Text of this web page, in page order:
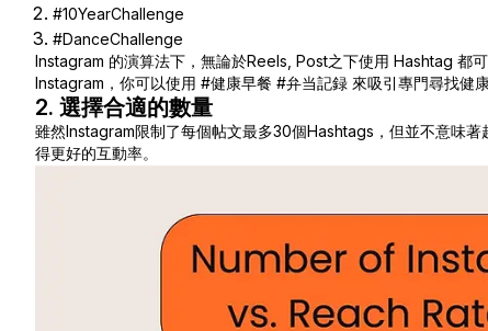
#10YearChallenge
#DanceChallenge
Instagram 的演算法下，無論於Reels, Post之下使用 Hashtag 都
Instagram，你可以使用 #健康早餐 #弁当記録 來吸引專門尋找健
2. 選擇合適的數量
雖然Instagram限制了每個帖文最多30個Hashtags，但並不意味
得更好的互動率。